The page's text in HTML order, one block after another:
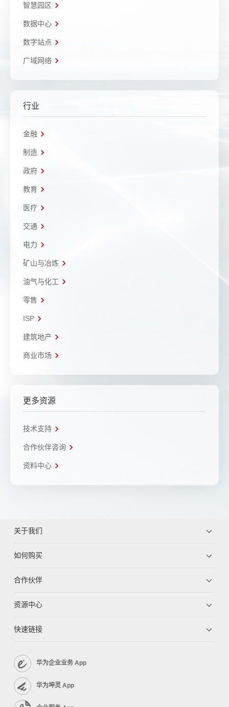
智慧园区
数据中心
数字站点
广域网络
行业
金融
制造
政府
教育
医疗
交通
电力
矿山与冶炼
油气与化工
零售
ISP
建筑地产
商业市场
更多资源
技术支持
合作伙伴咨询
资料中心
关于我们
如何购买
合作伙伴
资源中心
快速链接
华为企业业务 App
华为坤灵 App